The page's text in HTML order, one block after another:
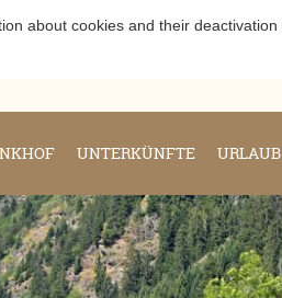
about cookies and their deactivation
UNTERKÜNFTE